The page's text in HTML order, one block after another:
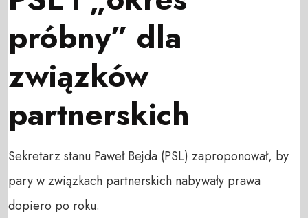
próbny” dla
związków
partnerskich
Sekretarz stanu Paweł Bejda (PSL) zaproponował, by
pary w związkach partnerskich nabywały prawa
dopiero po roku.